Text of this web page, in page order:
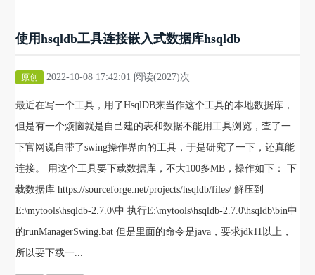
使用hsqldb工具连接嵌入式数据库hsqldb
原创 2022-10-08 17:42:01 阅读(2027)次
最近在写一个工具，用了HsqlDB来当作这个工具的本地数据库，
但是有一个烦恼就是自己建的表和数据不能用工具浏览，查了一
下官网说自带了swing操作界面的工具，于是研究了一下，还真能
连接。 用这个工具要下载数据库，不大100多MB，操作如下： 下
载数据库 https://sourceforge.net/projects/hsqldb/files/ 解压到
E:\mytools\hsqldb-2.7.0\中 执行E:\mytools\hsqldb-2.7.0\hsqldb\bin中
的runManagerSwing.bat 但是里面的命令是java，要求jdk11以上，
所以要下载一...